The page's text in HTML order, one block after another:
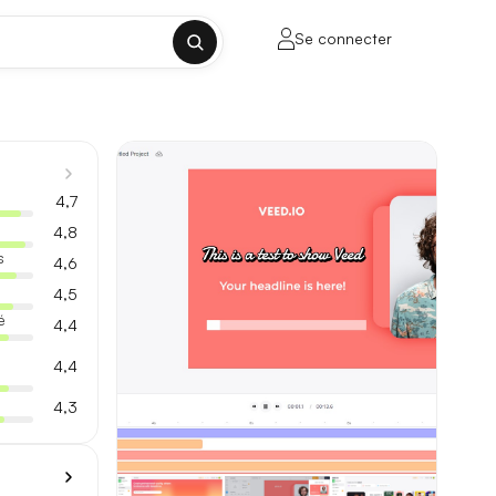
sur la longueur de contexte, la
sans découpage manuel.
milliers de mots.
Se connecter
4,7
4,8
4,6
4,5
4,4
4,4
4,3